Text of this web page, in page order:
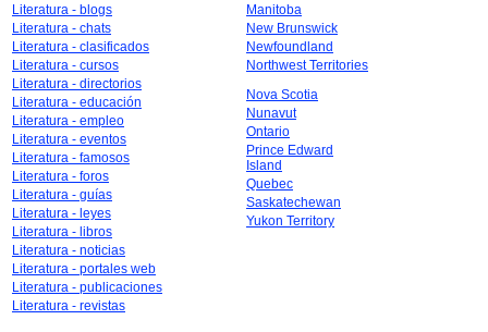
Literatura - blogs
Literatura - chats
Literatura - clasificados
Literatura - cursos
Literatura - directorios
Literatura - educación
Literatura - empleo
Literatura - eventos
Literatura - famosos
Literatura - foros
Literatura - guías
Literatura - leyes
Literatura - libros
Literatura - noticias
Literatura - portales web
Literatura - publicaciones
Literatura - revistas
Manitoba
New Brunswick
Newfoundland
Northwest Territories
Nova Scotia
Nunavut
Ontario
Prince Edward
Island
Quebec
Saskatechewan
Yukon Territory